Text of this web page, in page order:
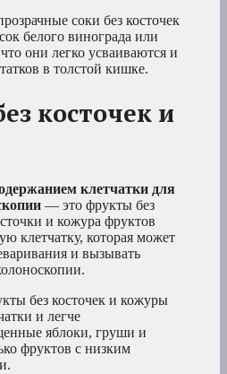
соки без косточек
белого винограда или
они легко усваиваются и
в толстой кишке.
косточек и
клетчатки для
— это фрукты без
и кожура фруктов
клетчатку, которая может
и вызывать
без косточек и кожуры
и легче
яблоки, груши и
фруктов с низким